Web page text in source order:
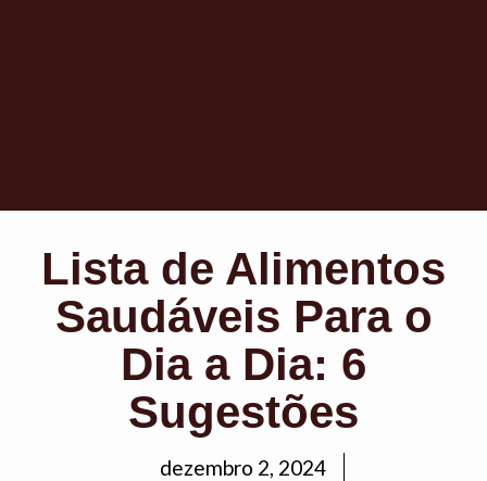
Lista de Alimentos
Saudáveis Para o
Dia a Dia: 6
Sugestões
dezembro 2, 2024